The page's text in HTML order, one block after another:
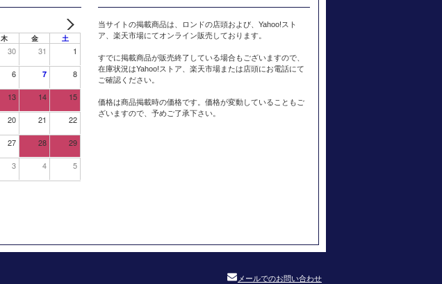
木 金 土
30 31 1
6 7 8
13 14 15
20 21 22
27 28 29
3 4 5
当サイトの掲載商品は、ロンドの店頭および、Yahoo!スト
ア、楽天市場にてオンライン販売しております。
すでに掲載商品が販売終了している場合もございますので、
在庫状況はYahoo!ストア、楽天市場または店頭にお電話にて
ご確認ください。
価格は商品掲載時の価格です。価格が変動していることもご
ざいますので、予めご了承下さい。
メールでのお問い合わせ